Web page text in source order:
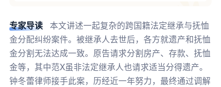
专家导读
本文讲述一起复杂的跨国籍法定继承与抚恤
金分配纠纷案件。被继承人去世后，各方就遗产和抚恤
金分割无法达成一致。原告请求分割房产、存款、抚恤
金等，其中范X虽非法定继承人也请求适当分得遗产。
钟冬蕾律师接手此案，历经近一年努力，最终通过调解